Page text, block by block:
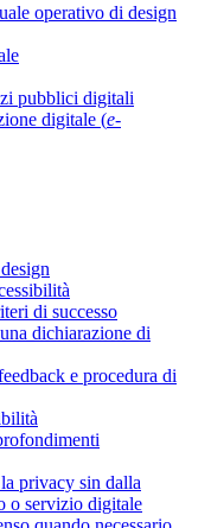
operativo di design
pubblici digitali
digitale (e-
di successo
dichiarazione di
e procedura di
privacy sin dalla
o servizio digitale